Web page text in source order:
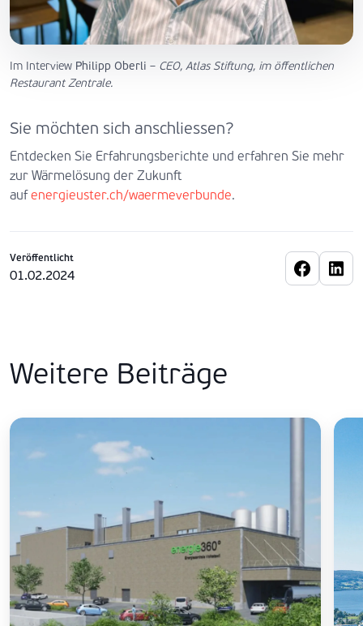
Im Interview Philipp Oberli – CEO, Atlas Stiftung, im öffentlichen
Restaurant Zentrale.
Sie möchten sich anschliessen?
Entdecken Sie Erfahrungsberichte und erfahren Sie mehr
zur Wärmelösung der Zukunft
aufenergieuster.ch/waermeverbunde.
Veröffentlicht
01.02.2024
Weitere Beiträge